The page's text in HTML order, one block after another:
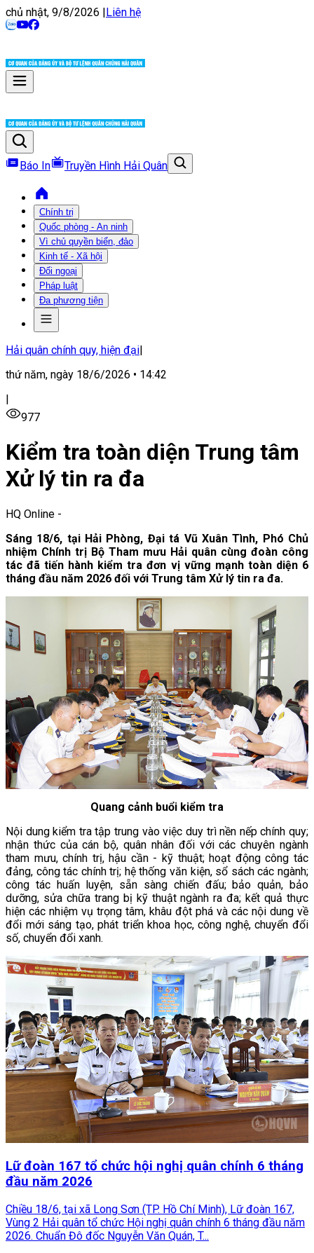
chủ nhật, 9/8/2026 |Liên hệ
Báo In Truyền Hình Hải Quân
Chính trị
Quốc phòng - An ninh
Vì chủ quyền biển, đảo
Kinh tế - Xã hội
Đối ngoại
Pháp luật
Đa phương tiện
Hải quân chính quy, hiện đại|
thứ năm, ngày 18/6/2026 • 14:42
|
977
Kiểm tra toàn diện Trung tâm
Xử lý tin ra đa
HQ Online -
Sáng 18/6, tại Hải Phòng, Đại tá Vũ Xuân Tình, Phó Chủ
nhiệm Chính trị Bộ Tham mưu Hải quân cùng đoàn công
tác đã tiến hành kiểm tra đơn vị vững mạnh toàn diện 6
tháng đầu năm 2026 đối với Trung tâm Xử lý tin ra đa.
Quang cảnh buổi kiểm tra
Nội dung kiểm tra tập trung vào việc duy trì nền nếp chính quy;
nhận thức của cán bộ, quân nhân đối với các chuyên ngành
tham mưu, chính trị, hậu cần - kỹ thuật; hoạt động công tác
đảng, công tác chính trị; hệ thống văn kiện, sổ sách các ngành;
công tác huấn luyện, sẵn sàng chiến đấu; bảo quản, bảo
dưỡng, sửa chữa trang bị kỹ thuật ngành ra đa; kết quả thực
hiện các nhiệm vụ trọng tâm, khâu đột phá và các nội dung về
đổi mới sáng tạo, phát triển khoa học, công nghệ, chuyển đổi
số, chuyển đổi xanh.
Lữ đoàn 167 tổ chức hội nghị quân chính 6 tháng
đầu năm 2026
Chiều 18/6, tại xã Long Sơn (TP. Hồ Chí Minh), Lữ đoàn 167,
Vùng 2 Hải quân tổ chức Hội nghị quân chính 6 tháng đầu năm
2026. Chuẩn Đô đốc Nguyễn Văn Quán, T...